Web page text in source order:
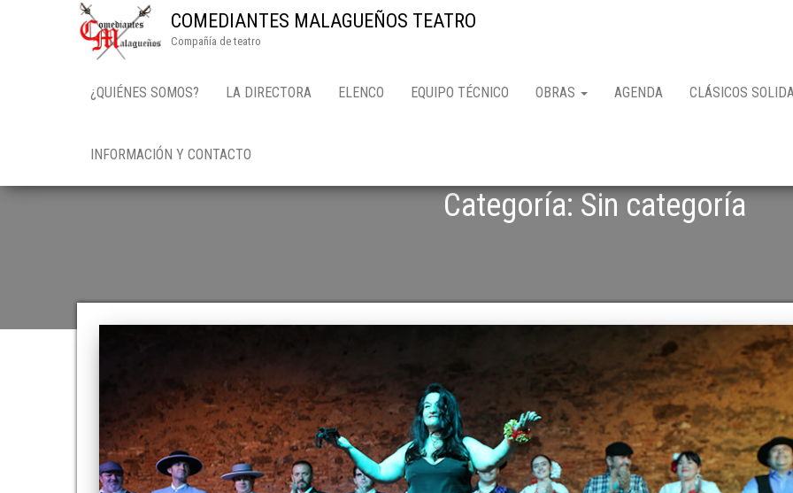
COMEDIANTES MALAGUEÑOS TEATRO
Compañía de teatro
¿QUIÉNES SOMOS? LA DIRECTORA ELENCO EQUIPO TÉCNICO OBRAS AGENDA CLÁSICOS
INFORMACIÓN Y CONTACTO
Categoría: Sin categoría